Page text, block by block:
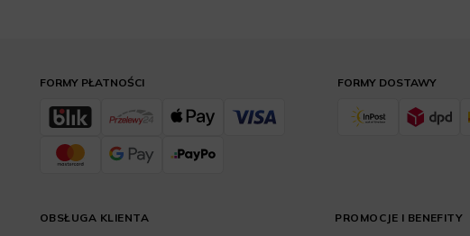
FORMY DOSTAWY
FORMY PŁATNOŚCI
OBSŁUGA KLIENTA PROMOCJE I BENEFITY